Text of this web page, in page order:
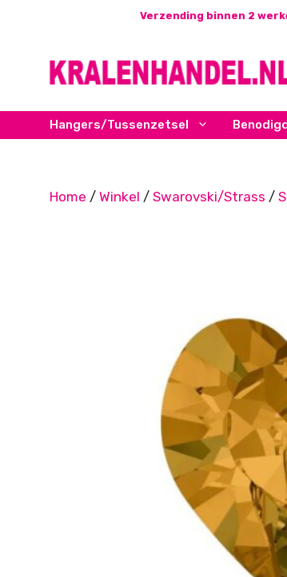
Verzending binnen 2
Hangers/Tussenzetsel
Home / Winkel / Swarovski/Strass /